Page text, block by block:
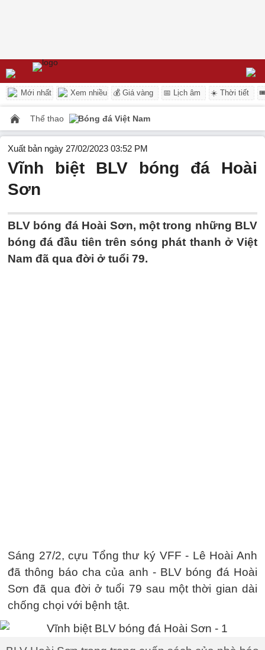
Mới nhất Xem nhiều 💰 Giá vàng 📅 Lịch âm ☀️ Thời tiết
Thể thao Bóng đá Việt Nam
Xuất bản ngày 27/02/2023 03:52 PM
Vĩnh biệt BLV bóng đá Hoài
Sơn
BLV bóng đá Hoài Sơn, một trong những BLV
bóng đá đầu tiên trên sóng phát thanh ở Việt
Nam đã qua đời ở tuổi 79.
Sáng 27/2, cựu Tổng thư ký VFF - Lê Hoài Anh
đã thông báo cha của anh - BLV bóng đá Hoài
Sơn đã qua đời ở tuổi 79 sau một thời gian dài
chống chọi với bệnh tật.